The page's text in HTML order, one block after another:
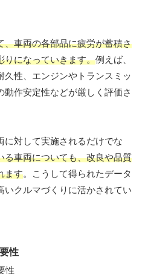
、車両の各部品に疲労が蓄積さ
りになっていきます。例えば、
久性、エンジンやトランスミッ
作安定性などが厳しく評価さ
に対して実施されるだけでな
る車両についても、改良や品質
ます。こうして得られたデータ
いクルマづくりに活かされてい
性